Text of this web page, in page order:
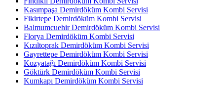
Kasımpaşa Demirdöküm Kombi Servisi
Fikirtepe Demirdöküm Kombi Servisi
Balmumcuehir Demirdöküm Kombi Servisi
Florya Demirdöküm Kombi Servisi
Kızıltoprak Demirdöküm Kombi Servisi
Gayrettepe Demirdöküm Kombi Servisi
Kozyatağı Demirdöküm Kombi Servisi
Göktürk Demirdöküm Kombi Servisi
Kumkapı Demirdöküm Kombi Servisi